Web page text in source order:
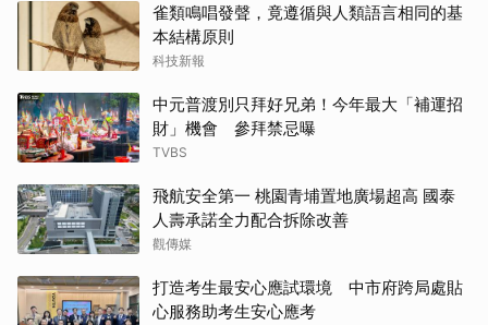
雀類鳴唱發聲，竟遵循與人類語言相同的基
本結構原則
科技新報
中元普渡別只拜好兄弟！今年最大「補運招
財」機會 參拜禁忌曝
TVBS
飛航安全第一 桃園青埔置地廣場超高 國泰
人壽承諾全力配合拆除改善
觀傳媒
打造考生最安心應試環境 中市府跨局處貼
心服務助考生安心應考